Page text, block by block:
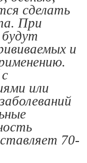
сделать
При
и
или
70-